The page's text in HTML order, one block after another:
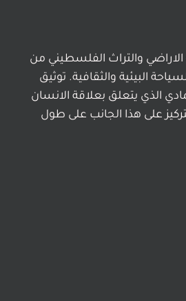
الاراضي والتراث الفلسطيني من
البيئية والثقافية. توثيق
الذي يتعلق بعلاقة الانسان
على هذا الجانب على طول